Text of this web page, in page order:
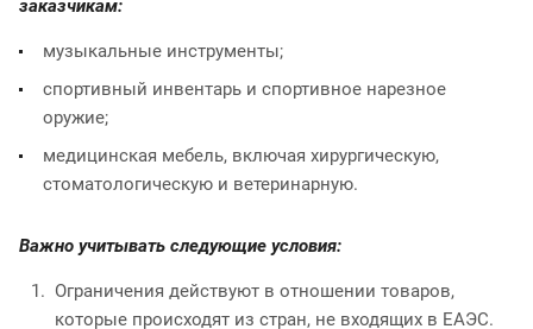
заказчикам:
музыкальные инструменты;
спортивный инвентарь и спортивное нарезное
оружие;
медицинская мебель, включая хирургическую,
стоматологическую и ветеринарную.
Важно учитывать следующие условия:
Ограничения действуют в отношении товаров,
которые происходят из стран, не входящих в ЕАЭС.